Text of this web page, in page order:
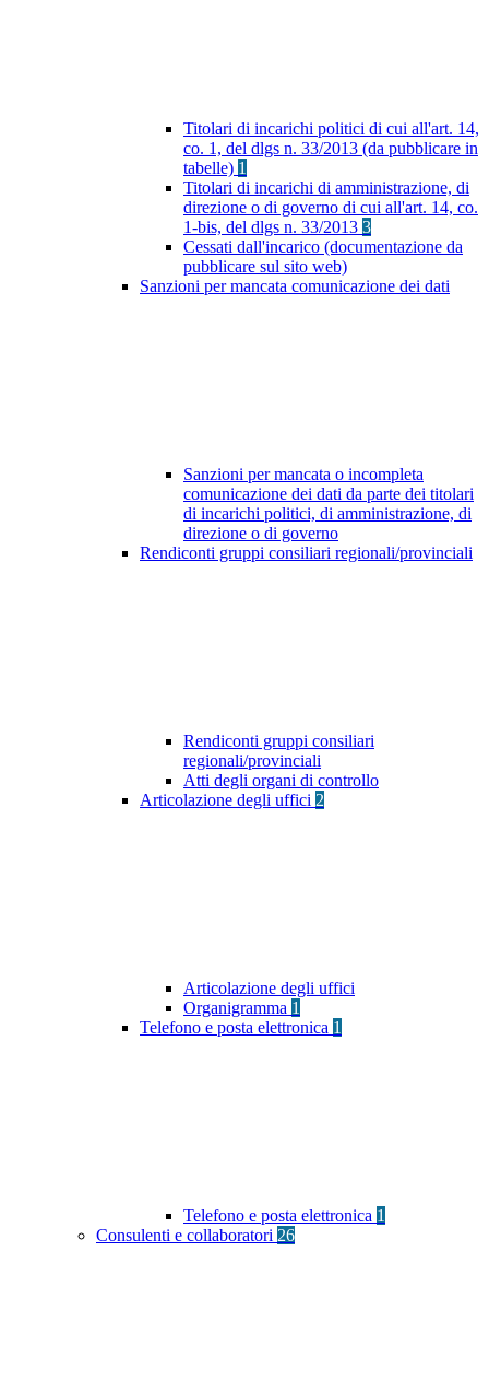
Titolari di incarichi politici di cui all'art. 14,
co. 1, del dlgs n. 33/2013 (da pubblicare in
tabelle) 1
Titolari di incarichi di amministrazione, di
direzione o di governo di cui all'art. 14, co.
1-bis, del dlgs n. 33/2013 3
Cessati dall'incarico (documentazione da
pubblicare sul sito web)
Sanzioni per mancata comunicazione dei dati
Sanzioni per mancata o incompleta
comunicazione dei dati da parte dei titolari
di incarichi politici, di amministrazione, di
direzione o di governo
Rendiconti gruppi consiliari regionali/provinciali
Rendiconti gruppi consiliari
regionali/provinciali
Atti degli organi di controllo
Articolazione degli uffici 2
Articolazione degli uffici
Organigramma 1
Telefono e posta elettronica 1
Telefono e posta elettronica 1
Consulenti e collaboratori 26